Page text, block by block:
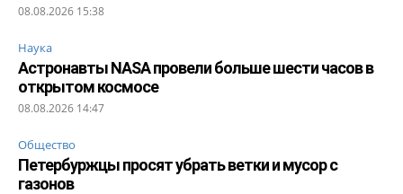
08.08.2026 15:38
Наука
Астронавты NASA провели больше шести часов в
открытом космосе
08.08.2026 14:47
Общество
Петербуржцы просят убрать ветки и мусор с
газонов